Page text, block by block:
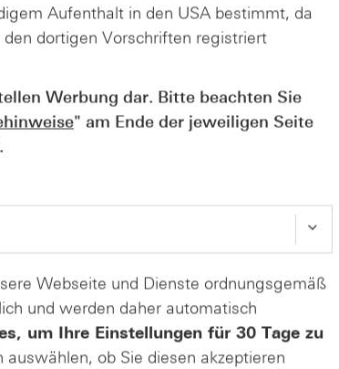
Kosten &
Derivaten - Webinar
Aufenthalt in den USA bestimmt, da
dortigen Vorschriften registriert
Werbung dar. Bitte beachten Sie
" am Ende der jeweiligen Seite
Webseite und Dienste ordnungsgemäß
und werden daher automatisch
um Ihre Einstellungen für 30 Tage zu
ob Sie diesen akzeptieren